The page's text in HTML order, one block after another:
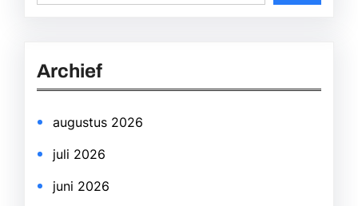
e
c
Archief
augustus 2026
juli 2026
juni 2026